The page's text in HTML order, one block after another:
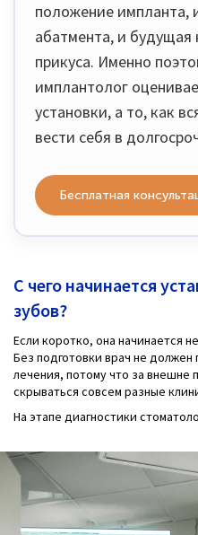
положение импланта,
абатмента, и будущая
прикуса. Именно
имплантолог
установки, а то, как
вести себя в
Бесплатная
С чего начинается
зубов?
Если коротко, она начинается
Без подготовки врач не
лечения, потому что за внешне
скрываться совсем разные
На этапе диагностики